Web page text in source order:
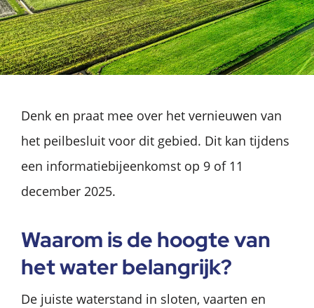
Denk en praat mee over het vernieuwen van
het peilbesluit voor dit gebied. Dit kan tijdens
een informatiebijeenkomst op 9 of 11
december 2025.
Waarom is de hoogte van
het water belangrijk?
De juiste waterstand in sloten, vaarten en